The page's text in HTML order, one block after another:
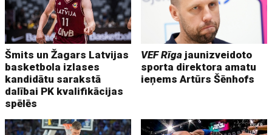
Šmits un Žagars Latvijas
basketbola izlases
kandidātu sarakstā
dalībai PK kvalifikācijas
spēlēs
VEF Rīga jaunizveidoto
sporta direktora amatu
ieņems Artūrs Šēnhofs